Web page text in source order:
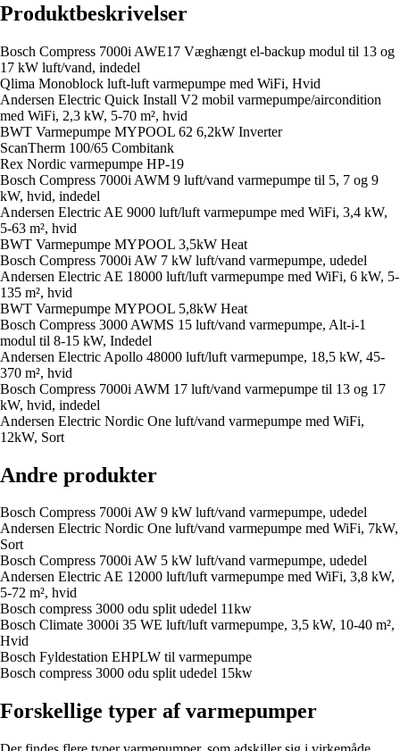
Produktbeskrivelser
Bosch Compress 7000i AWE17 Væghængt el-backup modul til 13 og
17 kW luft/vand, indedel
Qlima Monoblock luft-luft varmepumpe med WiFi, Hvid
Andersen Electric Quick Install V2 mobil varmepumpe/aircondition
med WiFi, 2,3 kW, 5-70 m², hvid
BWT Varmepumpe MYPOOL 62 6,2kW Inverter
ScanTherm 100/65 Combitank
Rex Nordic varmepumpe HP-19
Bosch Compress 7000i AWM 9 luft/vand varmepumpe til 5, 7 og 9
kW, hvid, indedel
Andersen Electric AE 9000 luft/luft varmepumpe med WiFi, 3,4 kW,
5-63 m², hvid
BWT Varmepumpe MYPOOL 3,5kW Heat
Bosch Compress 7000i AW 7 kW luft/vand varmepumpe, udedel
Andersen Electric AE 18000 luft/luft varmepumpe med WiFi, 6 kW, 5-
135 m², hvid
BWT Varmepumpe MYPOOL 5,8kW Heat
Bosch Compress 3000 AWMS 15 luft/vand varmepumpe, Alt-i-1
modul til 8-15 kW, Indedel
Andersen Electric Apollo 48000 luft/luft varmepumpe, 18,5 kW, 45-
370 m², hvid
Bosch Compress 7000i AWM 17 luft/vand varmepumpe til 13 og 17
kW, hvid, indedel
Andersen Electric Nordic One luft/vand varmepumpe med WiFi,
12kW, Sort
Andre produkter
Bosch Compress 7000i AW 9 kW luft/vand varmepumpe, udedel
Andersen Electric Nordic One luft/vand varmepumpe med WiFi, 7kW,
Sort
Bosch Compress 7000i AW 5 kW luft/vand varmepumpe, udedel
Andersen Electric AE 12000 luft/luft varmepumpe med WiFi, 3,8 kW,
5-72 m², hvid
Bosch compress 3000 odu split udedel 11kw
Bosch Climate 3000i 35 WE luft/luft varmepumpe, 3,5 kW, 10-40 m²,
Hvid
Bosch Fyldestation EHPLW til varmepumpe
Bosch compress 3000 odu split udedel 15kw
Forskellige typer af varmepumper